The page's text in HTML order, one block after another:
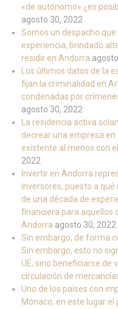
«de autónomo» ¿es
agosto 30, 2022
Somos un despacho
experiencia, brindado
residir en Andorra
Los últimos datos de la
fijan la criminalidad en
condenadas por
agosto 30, 2022
La residencia activa
decrear una empresa
existente al menos con
2022
Invertir en Andorra
inversores, puesto a
de una década de
financiera para aquellos
Andorra agosto 30, 2022
Sin embargo, de forma
Sin embargo, esto no
UE, sino beneficiarse de
circulación de
Uno de los países con
Mónaco, en este lugar